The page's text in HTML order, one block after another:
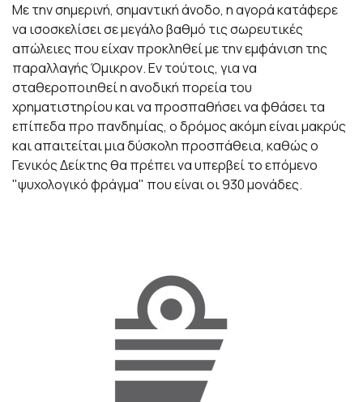
Με την σημερινή, σημαντική άνοδο, η αγορά κατάφερε
να ισοσκελίσει σε μεγάλο βαθμό τις σωρευτικές
απώλειες που είχαν προκληθεί με την εμφάνιση της
παραλλαγής Όμικρον. Εν τούτοις, για να
σταθεροποιηθεί η ανοδική πορεία του
χρηματιστηρίου και να προσπαθήσει να φθάσει τα
επίπεδα προ πανδημίας, ο δρόμος ακόμη είναι μακρύς
και απαιτείται μια δύσκολη προσπάθεια, καθώς ο
Γενικός Δείκτης θα πρέπει να υπερβεί το επόμενο
"ψυχολογικό φράγμα" που είναι οι 930 μονάδες.